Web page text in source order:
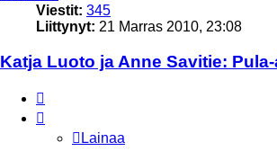
Viestit: 345
Liittynyt: 21 Marras 2010, 23:08
Katja Luoto ja Anne Savitie: Pula-
Lainaa